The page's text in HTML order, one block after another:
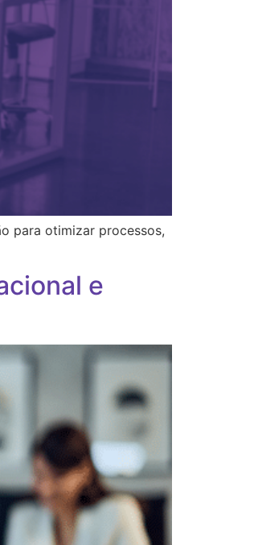
para otimizar processos,
e